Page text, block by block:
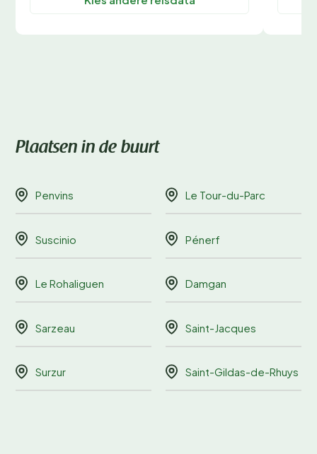
Plaatsen in de buurt
Penvins Le Tour-du-Parc
Suscinio Pénerf
Le Rohaliguen Damgan
Sarzeau Saint-Jacques
Surzur Saint-Gildas-de-Rhuys